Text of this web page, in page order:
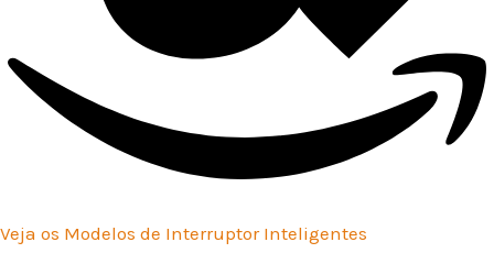
Veja os Modelos de Interruptor Inteligentes